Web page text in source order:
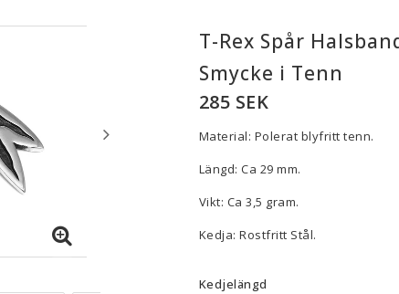
T-Rex Spår
Smycke i Tenn
285 SEK
Material: Polerat blyfritt tenn.
Längd: Ca 29 mm.
Vikt: Ca 3,5 gram.
Kedja: Rostfritt Stål.
Kedjelängd